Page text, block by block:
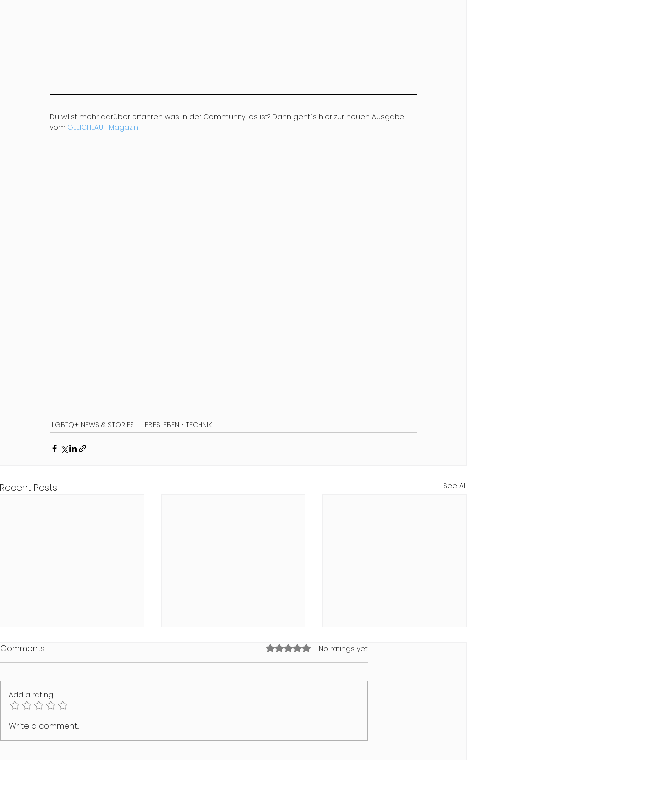
Du willst mehr darüber erfahren was in der Community los ist? Dann geht´s hier zur neuen Ausgabe
vom GLEICHLAUT Magazin
LGBTQ+ NEWS & STORIES LIEBESLEBEN TECHNIK
Recent Posts See All
SCHAMLOS Summer Heat
Edition
Line
von MODUS VIVENDI
Comments Rated 0 out of 5 stars.No ratings yet
Add a rating
Write a comment...